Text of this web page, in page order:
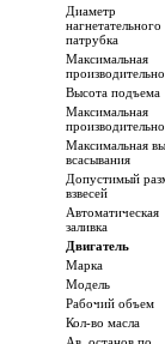
Диаметр
нагнетательного
патрубка
Максимальная
Высота подъема
Максимальная
Максимальная
всасывания
Допустимый
взвесей
Автоматическая
заливка
Двигатель
Марка
Модель
Рабочий объем
Кол-во масла